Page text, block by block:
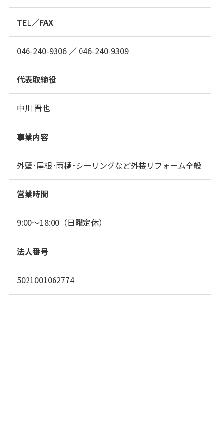
TEL／FAX
046-240-9306 ／ 046-240-9309
代表取締役
中川 晋也
事業内容
外壁･屋根･雨樋･シーリングなど外装リフォーム全般
営業時間
9:00～18:00（日曜定休）
法人番号
5021001062774